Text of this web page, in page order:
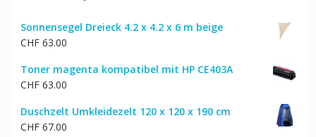
Sonnensegel Dreieck 4.2 x 4.2 x 6 m beige
CHF63.00
Toner magenta kompatibel mit HP CE403A
CHF63.00
Duschzelt Umkleidezelt 120 x 120 x 190 cm
CHF67.00